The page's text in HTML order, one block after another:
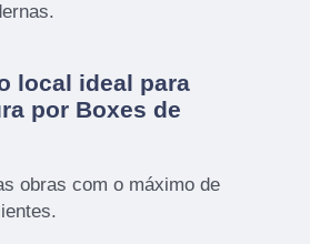
local ideal para
por Boxes de
obras com o máximo de